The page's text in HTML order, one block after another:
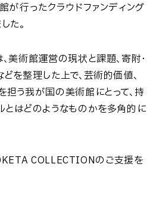
が行ったクラウドファンディング
た。
美術館運営の現状と課題、寄附・
を整理した上で、芸術的価値、
う我が国の美術館にとって、持
はどのようなものかを多角的に
COLLECTIONのご支援を